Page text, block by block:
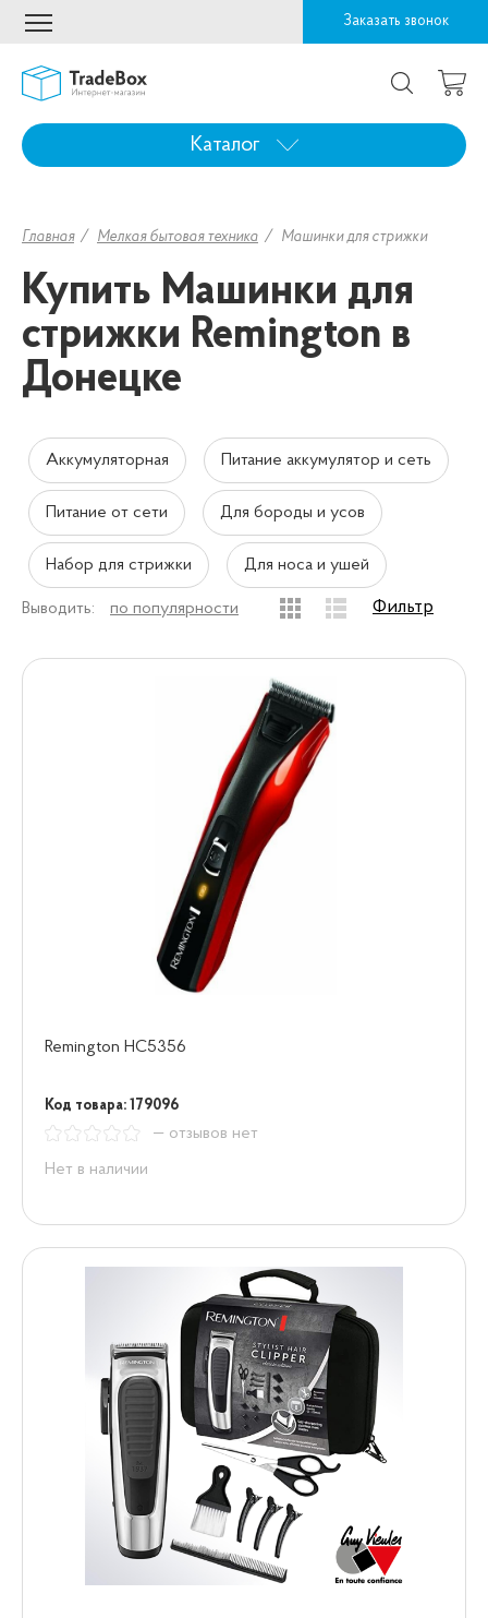
Заказать звонок
Каталог
Главная Мелкая бытовая техника Машинки для стрижки
Купить Машинки для
стрижки Remington в
Донецке
Аккумуляторная Питание аккумулятор и сеть
Питание от сети Для бороды и усов
Набор для стрижки Для носа и ушей
Выводить: по популярности Фильтр
Remington HC5356
Код товара: 179096
— отзывов нет
Нет в наличии